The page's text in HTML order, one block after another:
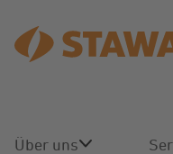
Über uns